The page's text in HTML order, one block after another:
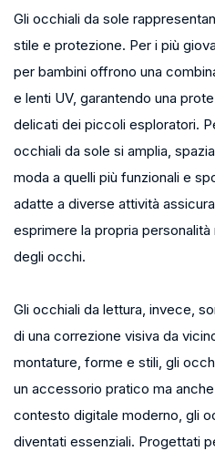
Gli occhiali da sole
stile e protezione. Per i più
per bambini offrono una
e lenti UV, garantendo una
delicati dei piccoli esploratori.
occhiali da sole si amplia,
moda a quelli più funzionali e
adatte a diverse attività
esprimere la propria
degli occhi.
Gli occhiali da lettura, invece,
di una correzione visiva da
montature, forme e stili, gli
un accessorio pratico ma
contesto digitale moderno, gli
diventati essenziali. Progettati